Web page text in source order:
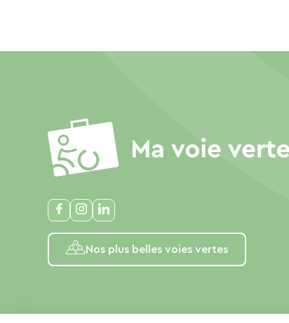
Nos plus belles voies vertes